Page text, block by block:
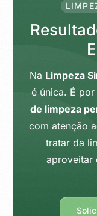
Resultad
E
Na Limpeza
é única. É
de limpeza
com atenção
tratar da
aproveitar